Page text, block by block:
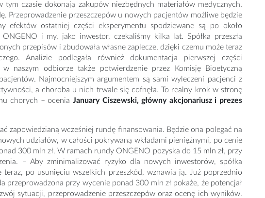
czasie dokonają zakupów niezbędnych materiałów medycznych.
Przeprowadzenie przeszczepów u nowych pacjentów możliwe będzie
efektów ostatniej części eksperymentu spodziewane są po około
i my, jako inwestor, czekaliśmy kilka lat. Spółka przeszła
przepisów i zbudowała własne zaplecze, dzięki czemu może teraz
Analizie podlegała również dokumentacja pierwszej części
naszym odbiorze także potwierdzenie przez Komisję Bioetyczną
Najmocniejszym argumentem są sami wyleczeni pacjenci z
a choroba u nich trwale się cofnęła. To realny krok w stronę
chorych – ocenia January Ciszewski, główny akcjonariusz i prezes
zapowiedzianą wcześniej rundę finansowania. Będzie ona polegać na
udziałów, w całości pokrywaną wkładami pieniężnymi, po cenie
300 mln zł. W ramach rundy ONGENO pozyska do 15 mln zł, przy
– Aby zminimalizować ryzyko dla nowych inwestorów, spółka
teraz, po usunięciu wszelkich przeszkód, wznawia ją. Już poprzednio
przeprowadzona przy wycenie ponad 300 mln zł pokaże, że potencjał
sytuacji, przeprowadzenie przeszczepów oraz ocenę ich wyników.